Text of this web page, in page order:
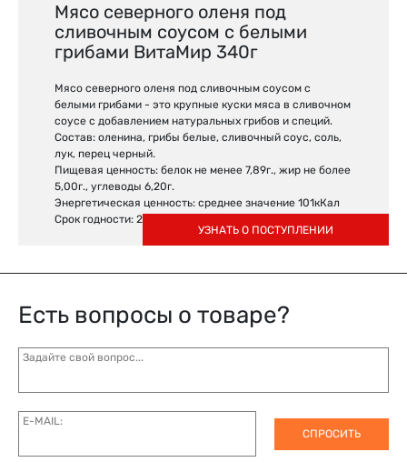
Мясо северного оленя под
сливочным соусом с белыми
грибами ВитаМир 340г
Мясо северного оленя под сливочным соусом с
белыми грибами - это крупные куски мяса в сливочном
соусе с добавлением натуральных грибов и специй.
Состав: оленина, грибы белые, сливочный соус, соль,
лук, перец черный.
Пищевая ценность: белок не менее 7,89г., жир не более
5,00г., углеводы 6,20г.
Энергетическая ценность: среднее значение 101кКал
Срок годности: 2 года
УЗНАТЬ О ПОСТУПЛЕНИИ
Есть вопросы о товаре?
Задайте свой вопрос...
E-MAIL:
СПРОСИТЬ